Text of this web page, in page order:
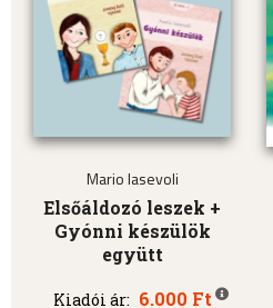
Mario Iasevoli
Elsőáldozó leszek +
Gyónni készülök
együtt
Kiadói ár: 6.000 Ft